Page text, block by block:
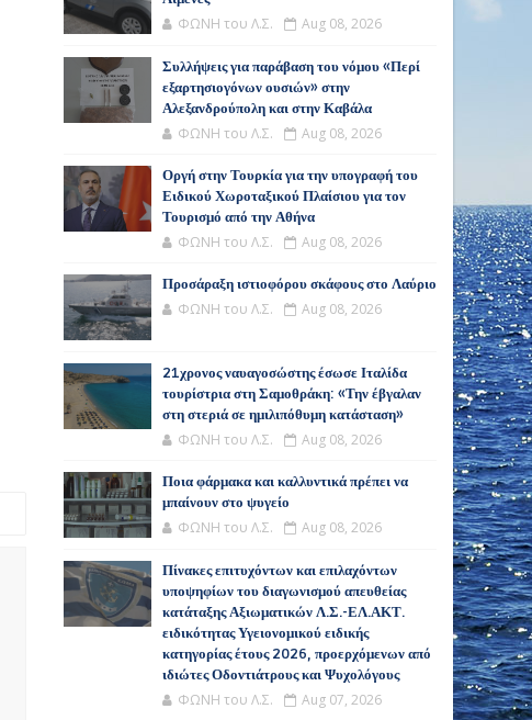
ΦΩΝΗ του Λ.Σ. Aug 08, 2026
Συλλήψεις για παράβαση του νόμου «Περί
εξαρτησιογόνων ουσιών» στην
Αλεξανδρούπολη και στην Καβάλα
ΦΩΝΗ του Λ.Σ. Aug 08, 2026
Οργή στην Τουρκία για την υπογραφή του
Ειδικού Χωροταξικού Πλαίσιου για τον
Τουρισμό από την Αθήνα
ΦΩΝΗ του Λ.Σ. Aug 08, 2026
Προσάραξη ιστιοφόρου σκάφους στο Λαύριο
ΦΩΝΗ του Λ.Σ. Aug 08, 2026
21χρονος ναυαγοσώστης έσωσε Ιταλίδα
τουρίστρια στη Σαμοθράκη: «Την έβγαλαν
στη στεριά σε ημιλιπόθυμη κατάσταση»
ΦΩΝΗ του Λ.Σ. Aug 08, 2026
Ποια φάρμακα και καλλυντικά πρέπει να
μπαίνουν στο ψυγείο
ΦΩΝΗ του Λ.Σ. Aug 08, 2026
Πίνακες επιτυχόντων και επιλαχόντων
υποψηφίων του διαγωνισμού απευθείας
κατάταξης Αξιωματικών Λ.Σ.-ΕΛ.ΑΚΤ.
ειδικότητας Υγειονομικού ειδικής
κατηγορίας έτους 2026, προερχόμενων από
ιδιώτες Οδοντιάτρους και Ψυχολόγους
ΦΩΝΗ του Λ.Σ. Aug 07, 2026